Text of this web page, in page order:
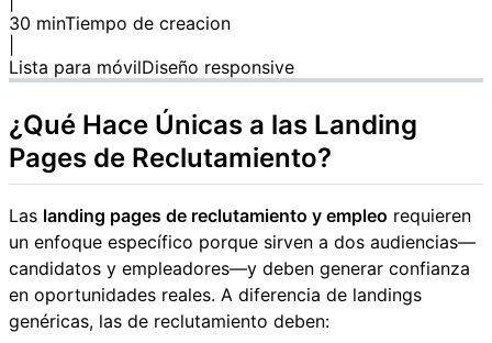
30 minTiempo de creacion
Lista para móvilDiseño responsive
¿Qué Hace Únicas a las Landing
Pages de Reclutamiento?
Las landing pages de reclutamiento y empleo requieren
un enfoque específico porque sirven a dos audiencias—
candidatos y empleadores—y deben generar confianza
en oportunidades reales. A diferencia de landings
genéricas, las de reclutamiento deben: